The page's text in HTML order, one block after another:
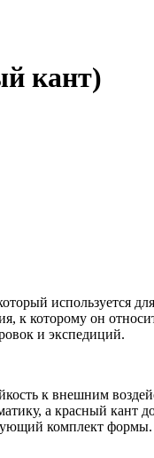
кант)
используется
к которому он
и экспедиций.
к внешним
а красный кант
комплект формы.